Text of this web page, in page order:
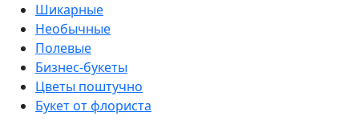
Шикарные
Необычные
Полевые
Бизнес-букеты
Цветы поштучно
Букет от флориста